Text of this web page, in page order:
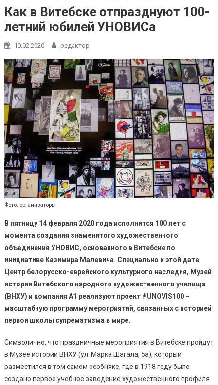
Как в Витебске отпразднуют 100-
летний юбилей УНОВИСа
10.02.2020 редактор
Фото: организаторы
В пятницу 14 февраля 2020 года исполнится 100 лет с
момента создания знаменитого художественного
объединения УНОВИС, основанного в Витебске по
инициативе Казимира Малевича. Специально к этой дате
Центр белорусско-еврейского культурного наследия, Музей
истории Витебского народного художественного училища
(ВНХУ) и компания А1 реализуют проект #UNOVIS100 –
масштабную программу мероприятий, связанных с историей
первой школы супрематизма в мире.
Символично, что праздничные мероприятия в Витебске пройдут
в Музее истории ВНХУ (ул. Марка Шагала, 5а), который
разместился в том самом особняке, где в 1918 году было
создано первое учебное заведение художественного профиля